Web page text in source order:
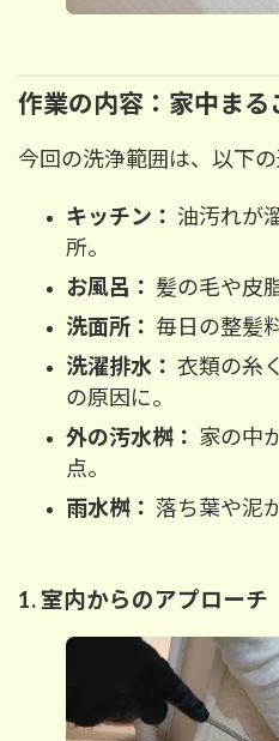
作業の内容：家中まる
今回の洗浄範囲は、以下の
キッチン： 油汚れが
所。
お風呂： 髪の毛や皮
洗面所： 毎日の整髪
洗濯排水： 衣類の糸
の原因に。
外の汚水桝： 家の中
点。
雨水桝： 落ち葉や泥
1. 室内からのアプローチ